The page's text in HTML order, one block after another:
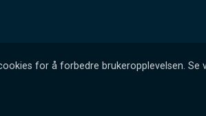
for å forbedre brukeropplevelsen.